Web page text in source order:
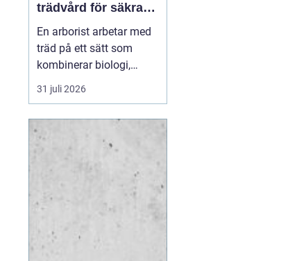
trädvård för säkra
och friska träd
En arborist arbetar med
träd på ett sätt som
kombinerar biologi,
säkerhet och hantverk. I
en stad som Göteborg,
med tät bebyggelse,
krävs genomtänkt
trädvård för att både
människor och träd ska
må bra. Många
fastighetsägare, bos...
31 juli 2026